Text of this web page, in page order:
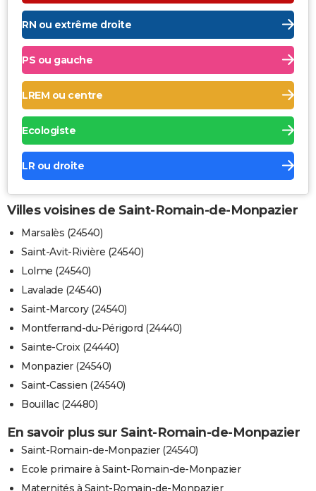
RN ou extrême droite
PS ou gauche
LREM ou centre
Ecologiste
LR ou droite
Villes voisines de Saint-Romain-de-Monpazier
Marsalès (24540)
Saint-Avit-Rivière (24540)
Lolme (24540)
Lavalade (24540)
Saint-Marcory (24540)
Montferrand-du-Périgord (24440)
Sainte-Croix (24440)
Monpazier (24540)
Saint-Cassien (24540)
Bouillac (24480)
En savoir plus sur Saint-Romain-de-Monpazier
Saint-Romain-de-Monpazier (24540)
Ecole primaire à Saint-Romain-de-Monpazier
Maternités à Saint-Romain-de-Monpazier